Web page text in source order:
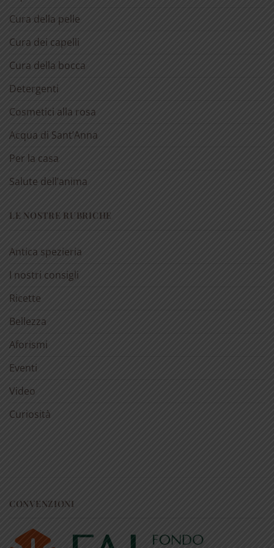
Cura della pelle
Cura dei capelli
Cura della bocca
Detergenti
Cosmetici alla rosa
Acqua di Sant’Anna
Per la casa
Salute dell’anima
LE NOSTRE RUBRICHE
Antica spezieria
I nostri consigli
Ricette
Bellezza
Aforismi
Eventi
Video
Curiosità
CONVENZIONI